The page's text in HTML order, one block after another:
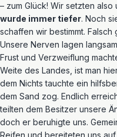
– zum Glück! Wir setzten
wurde immer tiefer. Noch
schaffen wir bestimmt.
Unsere Nerven lagen
Frust und Verzweiflung
Weite des Landes, ist man
dem Nichts tauchte ein
dem Sand zog. Endlich
teilten dem Besitzer unsere
doch er beruhigte uns.
Reifen und bereiteten uns